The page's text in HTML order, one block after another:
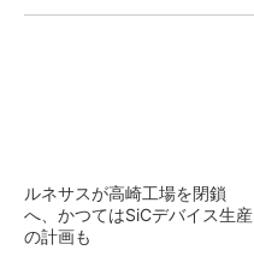
ルネサスが高崎工場を閉鎖
へ、かつてはSiCデバイス生産
の計画も